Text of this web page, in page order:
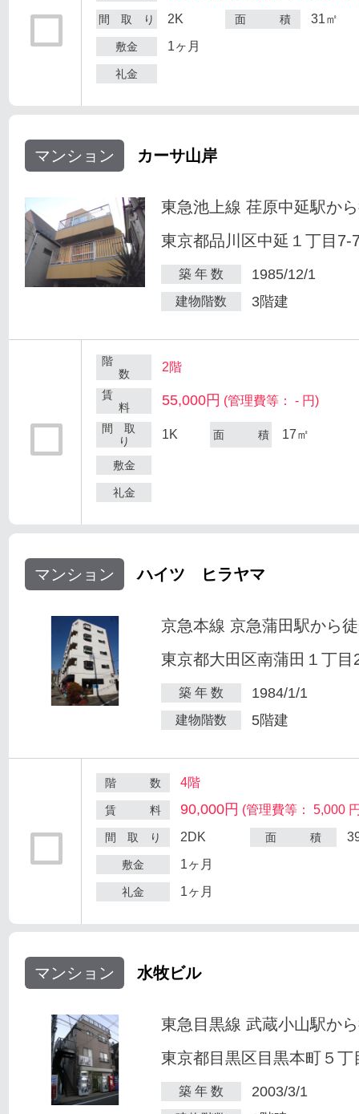
間 取 り 2K 面 積 31㎡
敷金 1ヶ月
礼金
マンション カーサ山岸
東急池上線 荏原中延駅か
東京都品川区中延１丁目7-
築 年 数 1985/12/1
建物階数 3階建
階
数
2階
賃
料
55,000円 (管理費等： - 円)
間 取
り
1K 面 積 17㎡
敷金
礼金
マンション ハイツ ヒラヤマ
京急本線 京急蒲田駅から
東京都大田区南蒲田１丁目
築 年 数 1984/1/1
建物階数 5階建
階 数 4階
賃 料 90,000円 (管理費等： 5,000
間 取 り 2DK 面 積
敷金 1ヶ月
礼金 1ヶ月
マンション 水牧ビル
東急目黒線 武蔵小山駅か
東京都目黒区目黒本町５丁
築 年 数 2003/3/1